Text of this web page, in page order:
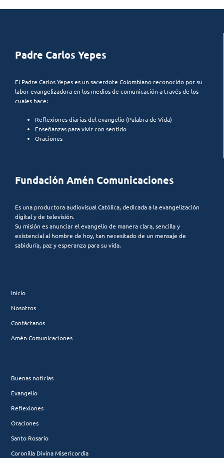
Padre Carlos Yepes
El Padre Carlos Yepes es un sacerdote Colombiano reconocido por su
labor evangelizadora en los medios de comunicación a través de los
cuales hace:
Reflexiones diarias del evangelio (Palabra de Vida)
Enseñanzas para vivir con sentido
Oraciones
Fundación Amén Comunicaciones
Es una productora audiovisual Católica, dedicada a la evangelización
digital y de televisión.
Su misión es anunciar el evangelio de manera clara, sencilla y
existencial al hombre de hoy, tan necesitado de un mensaje de
sabiduría, paz y esperanza para su vida.
Inicio
Nosotros
Contáctanos
Amén Comunicaciones
Buenas noticias
Evangelio
Reflexiones
Oraciones
Santo Rosario
Coronilla Divina Misericordia